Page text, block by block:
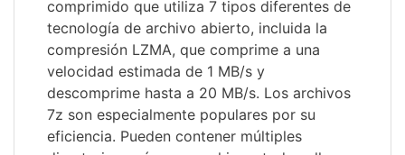
comprimido que utiliza 7 tipos diferentes de
tecnología de archivo abierto, incluida la
compresión LZMA, que comprime a una
velocidad estimada de 1 MB/s y
descomprime hasta a 20 MB/s. Los archivos
7z son especialmente populares por su
eficiencia. Pueden contener múltiples